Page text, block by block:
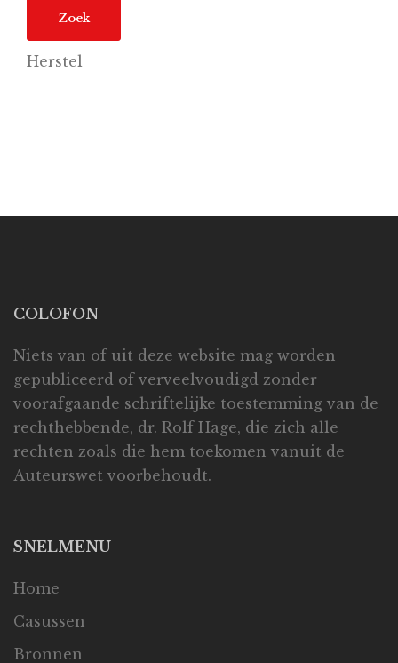
Herstel
COLOFON
Niets van of uit deze website mag worden
gepubliceerd of verveelvoudigd zonder
voorafgaande schriftelijke toestemming van de
rechthebbende, dr. Rolf Hage, die zich alle
rechten zoals die hem toekomen vanuit de
Auteurswet voorbehoudt.
SNELMENU
Home
Casussen
Bronnen